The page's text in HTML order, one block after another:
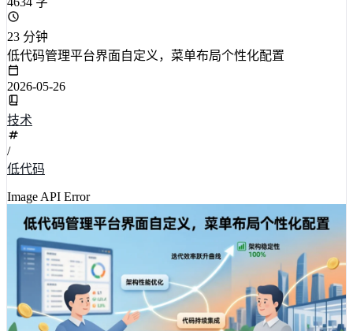
23 分钟
低代码管理平台界面自定义，菜单布局个性化配置
2026-05-26
技术
/
低代码
Image API Error